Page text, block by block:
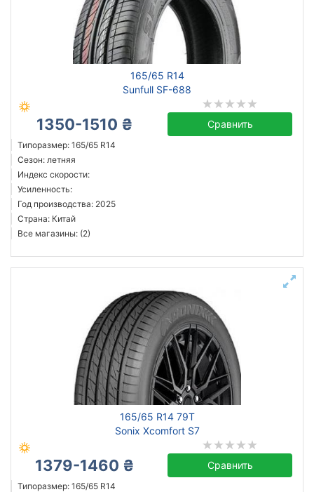
165/65 R14
Sunfull SF-688
1350-1510 ₴ Сравнить
Типоразмер: 165/65 R14
Сезон: летняя
Индекс скорости:
Усиленность:
Год производства: 2025
Страна: Китай
Все магазины: (2)
165/65 R14 79T
Sonix Xcomfort S7
1379-1460 ₴ Сравнить
Типоразмер: 165/65 R14